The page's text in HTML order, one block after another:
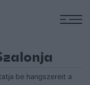
be hangszereit a